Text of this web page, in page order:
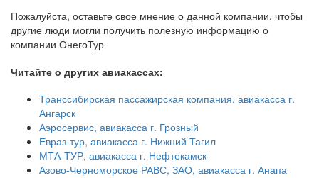
Пожалуйста, оставьте свое мнение о данной компании, чтобы
другие люди могли получить полезную информацию о
компании ОнегоТур
Читайте о других авиакассах:
Транссибирская пассажирская компания, авиакасса г.
Ангарск
Аэросервис, авиакасса г. Грозный
Евраз-тур, авиакасса г. Нижний Тагил
МТА-ТУР, авиакасса г. Нефтекамск
Азово-Черноморское РАВС, ЗАО, авиакасса г. Анапа